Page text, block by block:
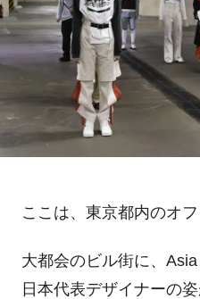
ここは、東京都内のオフ
大都会のビル街に、
日本代表デザイナーの姿